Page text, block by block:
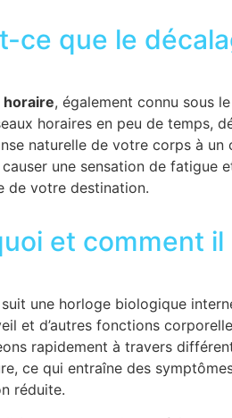
ce que le
horaire, également connu sous
horaires en peu de temps,
naturelle de votre corps à un
une sensation de fatigue
de votre destination.
et comment
une horloge biologique
et d’autres fonctions
rapidement à travers
ce qui entraîne des
réduite.